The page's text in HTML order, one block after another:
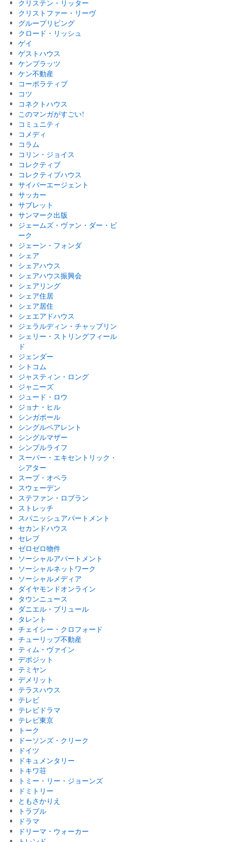
クリステン・リッター
クリストファー・リーヴ
グループリビング
クロード・リッシュ
ゲイ
ゲストハウス
ケンプラッツ
ケン不動産
コーポラティブ
コツ
コネクトハウス
このマンガがすごい!
コミュニティ
コメディ
コラム
コリン・ジョイス
コレクティブ
コレクティブハウス
サイバーエージェント
サッカー
サブレット
サンマーク出版
ジェームズ・ヴァン・ダー・ビ
ーク
ジェーン・フォンダ
シェア
シェアハウス
シェアハウス振興会
シェアリング
シェア住居
シェア居住
シェエアドハウス
ジェラルディン・チャップリン
シェリー・ストリングフィール
ド
ジェンダー
シトコム
ジャスティン・ロング
ジャニーズ
ジュード・ロウ
ジョナ・ヒル
シンガポール
シングルペアレント
シングルマザー
シンプルライフ
スーパー・エキセントリック・
シアター
スープ・オペラ
スウェーデン
ステファン・ロブラン
ストレッチ
スパニッシュアパートメント
セカンドハウス
セレブ
ゼロゼロ物件
ソーシャルアパートメント
ソーシャルネットワーク
ソーシャルメディア
ダイヤモンドオンライン
タウンニュース
ダニエル・ブリュール
タレント
チェイシー・クロフォード
チューリップ不動産
ティム・ヴァイン
デポジット
テミヤン
デメリット
テラスハウス
テレビ
テレビドラマ
テレビ東京
トーク
ドーソンズ・クリーク
ドイツ
ドキュメンタリー
トキワ荘
トミー・リー・ジョーンズ
ドミトリー
ともさかりえ
トラブル
ドラマ
ドリーマ・ウォーカー